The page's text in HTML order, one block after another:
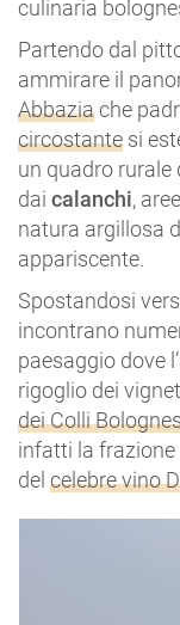
culinaria
Partendo dal
ammirare il
Abbaziache
circostante si
un quadro
dai calanchi,
natura argillosa
appariscente.
Spostandosi
incontrano
paesaggio dove
rigoglio dei
dei Colli
infatti la frazione
del celebre vino